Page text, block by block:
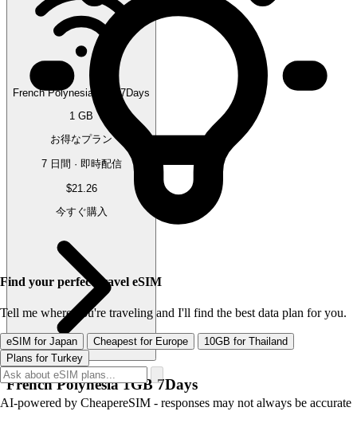
French Polynesia 1GB 7Days
1 GB
お得なプラン
7 日間 · 即時配信
$21.26
今すぐ購入
French Polynesia 1GB 7Days
Find your perfect travel eSIM
Tell me where you're traveling and I'll find the best data plan for you.
eSIM for Japan Cheapest for Europe
10GB for Thailand
Plans for Turkey
AI-powered by CheapereSIM - responses may not always be accurate